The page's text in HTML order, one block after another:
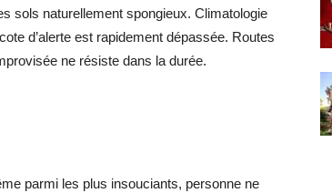
sols naturellement spongieux. Climatologie
d’alerte est rapidement dépassée. Routes
ne résiste dans la durée.
parmi les plus insouciants, personne ne